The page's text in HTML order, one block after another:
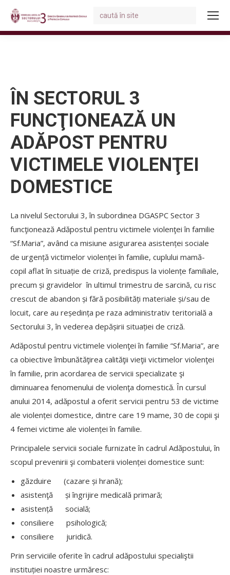
Search:
ÎN SECTORUL 3
FUNCŢIONEAZĂ UN
ADĂPOST PENTRU
VICTIMELE VIOLENŢEI
DOMESTICE
La nivelul Sectorului 3, în subordinea DGASPC Sector 3
funcţionează Adăpostul pentru victimele violenţei în familie
“Sf.Maria”, având ca misiune asigurarea asistenței sociale
de urgență victimelor violenței în familie, cuplului mamă-
copil aflat în situație de criză, predispus la violențe familiale,
precum și gravidelor în ultimul trimestru de sarcină, cu risc
crescut de abandon și fără posibilități materiale și/sau de
locuit, care au reședința pe raza administrativ teritorială a
Sectorului 3, în vederea depășirii situației de criză.
Adăpostul pentru victimele violenţei în familie “Sf.Maria”, are
ca obiective îmbunătăţirea calităţii vieţii victimelor violenţei
în familie, prin acordarea de servicii specializate şi
diminuarea fenomenului de violenţa domestică. În cursul
anului 2014, adăpostul a oferit servicii pentru 53 de victime
ale violenței domestice, dintre care 19 mame, 30 de copii şi
4 femei victime ale violenței în familie.
Principalele servicii sociale furnizate în cadrul Adăpostului, în
scopul prevenirii şi combaterii violenței domestice sunt:
găzduire (cazare și hrană);
asistenţă și îngrijire medicală primară;
asistență socială;
consiliere psihologică;
consiliere juridică.
Prin serviciile oferite în cadrul adăpostului specialiştii
instituției noastre urmăresc: